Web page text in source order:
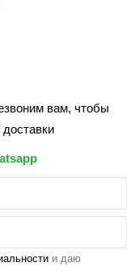
вам, чтобы
и даю